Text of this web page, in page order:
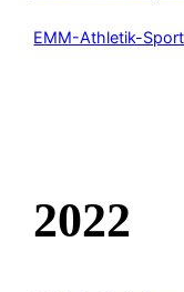
EMM-Athletik-
2022